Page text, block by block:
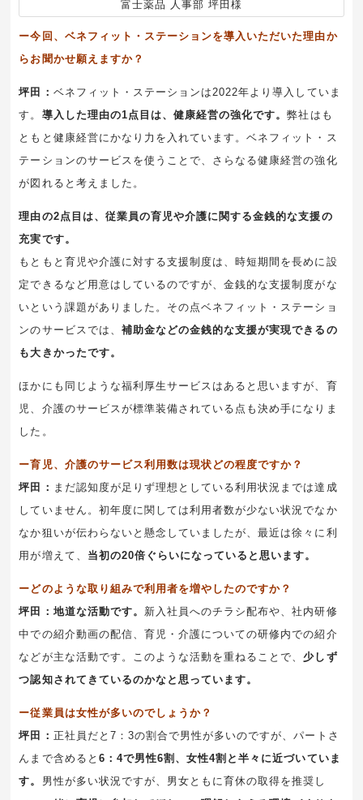
富士薬品 人事部 坪田様
ー今回、ベネフィット・ステーションを導入いただいた理由か
らお聞かせ願えますか？
坪田： ベネフィット・ステーションは2022年より導入していま
す。 導入した理由の1点目は、健康経営の強化です。弊社はも
ともと健康経営にかなり力を入れています。ベネフィット・ス
テーションのサービスを使うことで、さらなる健康経営の強化
が図れると考えました。
理由の2点目は、従業員の育児や介護に関する金銭的な支援の
充実です。
もともと育児や介護に対する支援制度は、時短期間を長めに設
定できるなど用意はしているのですが、金銭的な支援制度がな
いという課題がありました。その点ベネフィット・ステーショ
ンのサービスでは、 補助金などの金銭的な支援が実現できるの
も大きかったです。
ほかにも同じような福利厚生サービスはあると思いますが、育
児、介護のサービスが標準装備されている点も決め手になりま
した。
ー育児、介護のサービス利用数は現状どの程度ですか？
坪田： まだ認知度が足りず理想としている利用状況までは達成
していません。初年度に関しては利用者数が少ない状況でなか
なか狙いが伝わらないと懸念していましたが、最近は徐々に利
用が増えて、 当初の20倍ぐらいになっていると思います。
ーどのような取り組みで利用者を増やしたのですか？
坪田：地道な活動です。 新入社員へのチラシ配布や、社内研修
中での紹介動画の配信、育児・介護についての研修内での紹介
などが主な活動です。このような活動を重ねることで、少しず
つ認知されてきているのかなと思っています。
ー従業員は女性が多いのでしょうか？
坪田： 正社員だと7：3の割合で男性が多いのですが、パートさ
んまで含めると 6：4で男性6割、女性4割と半々に近づいていま
す。 男性が多い状況ですが、男女ともに育休の取得を推奨し